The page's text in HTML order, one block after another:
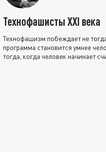
Технофашисты XXI века
Технофашизм побеждает не
программа становится умнее
тогда, когда человек начинает